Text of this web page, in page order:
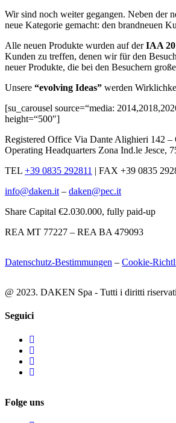
Wir sind noch weiter gegangen. Neben der
neue Kategorie gemacht: den brandneuen
Alle neuen Produkte wurden auf derIAA
Kunden zu treffen, denen wir für den
neuer Produkte, die bei den Besuchern
Unsere “evolving Ideas” werden
[su_carousel source=“media:
height=“500″]
Registered Office Via Dante Alighieri 142
Operating Headquarters Zona Ind.le Jesce,
TEL +39 0835 292811 | FAX +39 0835
info@daken.it – daken@pec.it
Share Capital €2.030.000, fully paid-up
REA MT 77227 – REA BA 479093
Datenschutz-Bestimmungen – Cookie-
@ 2023. DAKEN Spa - Tutti i diritti
Seguici
Folge uns